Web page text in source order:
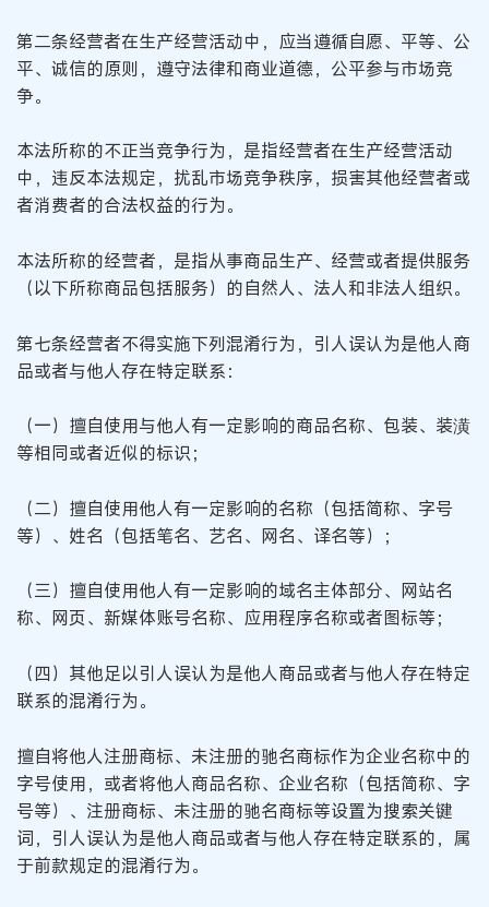
第二条经营者在生产经营活动中，应当遵循自愿、平等、公
平、诚信的原则，遵守法律和商业道德，公平参与市场竞
争。
本法所称的不正当竞争行为，是指经营者在生产经营活动
中，违反本法规定，扰乱市场竞争秩序，损害其他经营者或
者消费者的合法权益的行为。
本法所称的经营者，是指从事商品生产、经营或者提供服务
（以下所称商品包括服务）的自然人、法人和非法人组织。
第七条经营者不得实施下列混淆行为，引人误认为是他人商
品或者与他人存在特定联系：
（一）擅自使用与他人有一定影响的商品名称、包装、装潢
等相同或者近似的标识；
（二）擅自使用他人有一定影响的名称（包括简称、字号
等）、姓名（包括笔名、艺名、网名、译名等）；
（三）擅自使用他人有一定影响的域名主体部分、网站名
称、网页、新媒体账号名称、应用程序名称或者图标等；
（四）其他足以引人误认为是他人商品或者与他人存在特定
联系的混淆行为。
擅自将他人注册商标、未注册的驰名商标作为企业名称中的
字号使用，或者将他人商品名称、企业名称（包括简称、字
号等）、注册商标、未注册的驰名商标等设置为搜索关键
词，引人误认为是他人商品或者与他人存在特定联系的，属
于前款规定的混淆行为。